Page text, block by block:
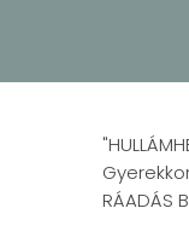
RÁADÁS